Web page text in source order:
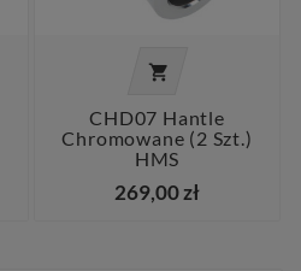

CHD07 Hantle
Chromowane (2 Szt.)
HMS
269,00 zł